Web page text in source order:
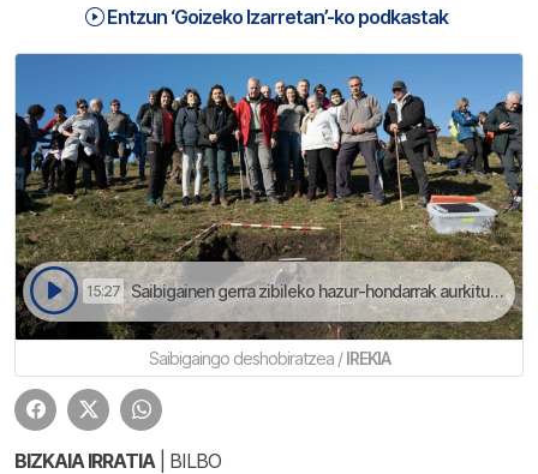
Entzun ‘Goizeko Izarretan’-ko podkastak
15:27 Saibigainen gerra zibileko hazur-hondarrak aurkitu dabez | Goizeko Izarretan
Saibigaingo deshobiratzea /IREKIA
BIZKAIA IRRATIA | BILBO